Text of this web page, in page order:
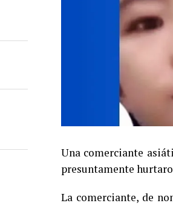
Una comerciante
presuntamente
La comerciante, de